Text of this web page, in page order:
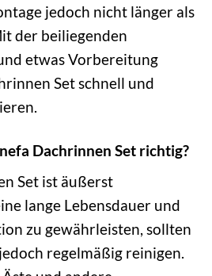
jedoch nicht länger als
der beiliegenden
etwas Vorbereitung
Set schnell und
Dachrinnen Set richtig?
Set ist äußerst
lange Lebensdauer und
zu gewährleisten, sollten
regelmäßig reinigen.